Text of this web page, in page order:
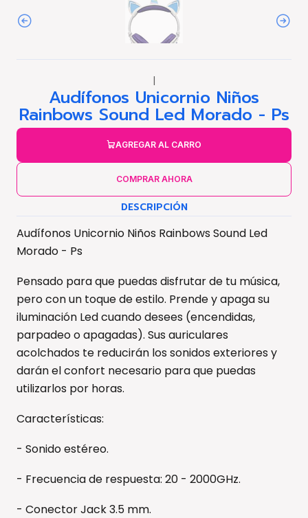
|
Audífonos Unicornio Niños
Rainbows Sound Led Morado - Ps
AGREGAR AL CARRO
COMPRAR AHORA
DESCRIPCIÓN
Audífonos Unicornio Niños Rainbows Sound Led
Morado - Ps
Pensado para que puedas disfrutar de tu música,
pero con un toque de estilo. Prende y apaga su
iluminación Led cuando desees (encendidas,
parpadeo o apagadas). Sus auriculares
acolchados te reducirán los sonidos exteriores y
darán el confort necesario para que puedas
utilizarlos por horas.
Características:
- Sonido estéreo.
- Frecuencia de respuesta: 20 - 2000GHz.
- Conector Jack 3.5 mm.